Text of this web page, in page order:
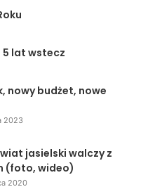
5 lat wstecz
nowy budżet, nowe
2023
jasielski walczy z
(foto, wideo)
2020